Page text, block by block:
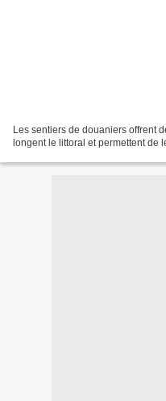
Les sentiers de douaniers offrent
longent le littoral et permettent de